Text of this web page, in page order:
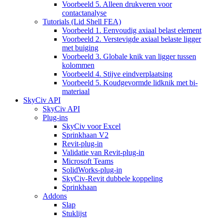
Voorbeeld 5. Alleen drukveren voor
contactanalyse
Tutorials (Lid Shell FEA)
Voorbeeld 1. Eenvoudig axiaal belast element
Voorbeeld 2. Verstevigde axiaal belaste ligger
met buiging
Voorbeeld 3. Globale knik van ligger tussen
kolommen
Voorbeeld 4. Stijve eindverplaatsing
Voorbeeld 5. Koudgevormde lidknik met bi-
materiaal
SkyCiv API
SkyCiv API
Plug-ins
SkyCiv voor Excel
Sprinkhaan V2
Revit-plug-in
Validatie van Revit-plug-in
Microsoft Teams
SolidWorks-plug-in
SkyCiv-Revit dubbele koppeling
Sprinkhaan
Addons
Slap
Stuklijst